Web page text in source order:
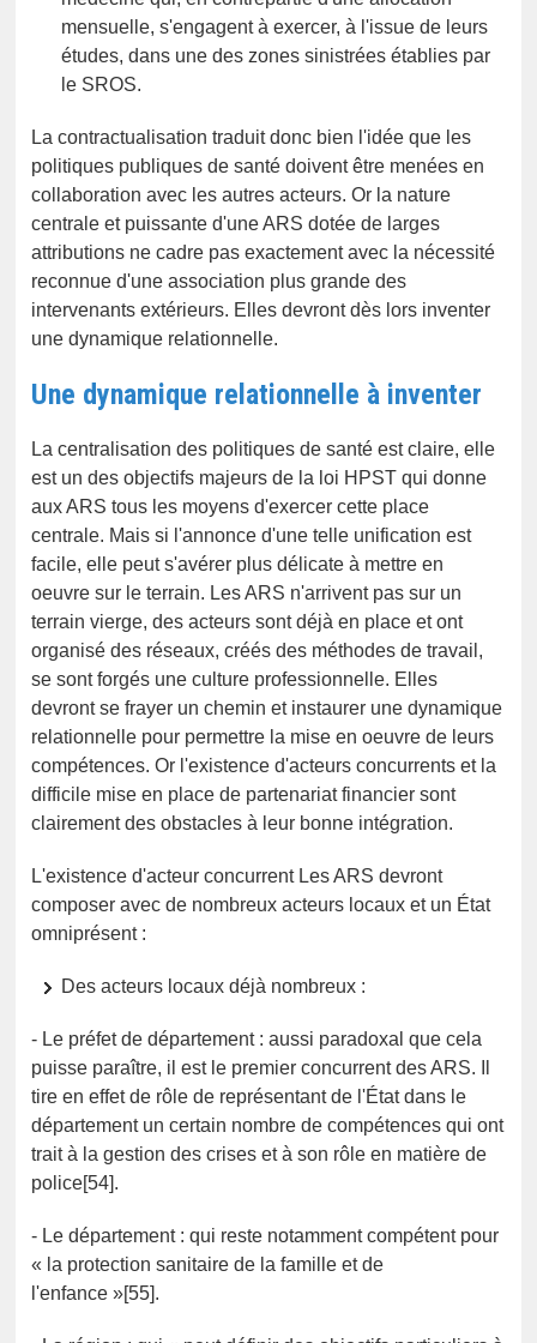
mensuelle, s'engagent à exercer, à l'issue de leurs
études, dans une des zones sinistrées établies par
le SROS.
La contractualisation traduit donc bien l'idée que les
politiques publiques de santé doivent être menées en
collaboration avec les autres acteurs. Or la nature
centrale et puissante d'une ARS dotée de larges
attributions ne cadre pas exactement avec la nécessité
reconnue d'une association plus grande des
intervenants extérieurs. Elles devront dès lors inventer
une dynamique relationnelle.
Une dynamique relationnelle à inventer
La centralisation des politiques de santé est claire, elle
est un des objectifs majeurs de la loi HPST qui donne
aux ARS tous les moyens d'exercer cette place
centrale. Mais si l'annonce d'une telle unification est
facile, elle peut s'avérer plus délicate à mettre en
oeuvre sur le terrain. Les ARS n'arrivent pas sur un
terrain vierge, des acteurs sont déjà en place et ont
organisé des réseaux, créés des méthodes de travail,
se sont forgés une culture professionnelle. Elles
devront se frayer un chemin et instaurer une dynamique
relationnelle pour permettre la mise en oeuvre de leurs
compétences. Or l'existence d'acteurs concurrents et la
difficile mise en place de partenariat financier sont
clairement des obstacles à leur bonne intégration.
L'existence d'acteur concurrent Les ARS devront
composer avec de nombreux acteurs locaux et un État
omniprésent :
Des acteurs locaux déjà nombreux :
- Le préfet de département : aussi paradoxal que cela
puisse paraître, il est le premier concurrent des ARS. Il
tire en effet de rôle de représentant de l'État dans le
département un certain nombre de compétences qui ont
trait à la gestion des crises et à son rôle en matière de
police[54].
- Le département : qui reste notamment compétent pour
« la protection sanitaire de la famille et de
l'enfance »[55].